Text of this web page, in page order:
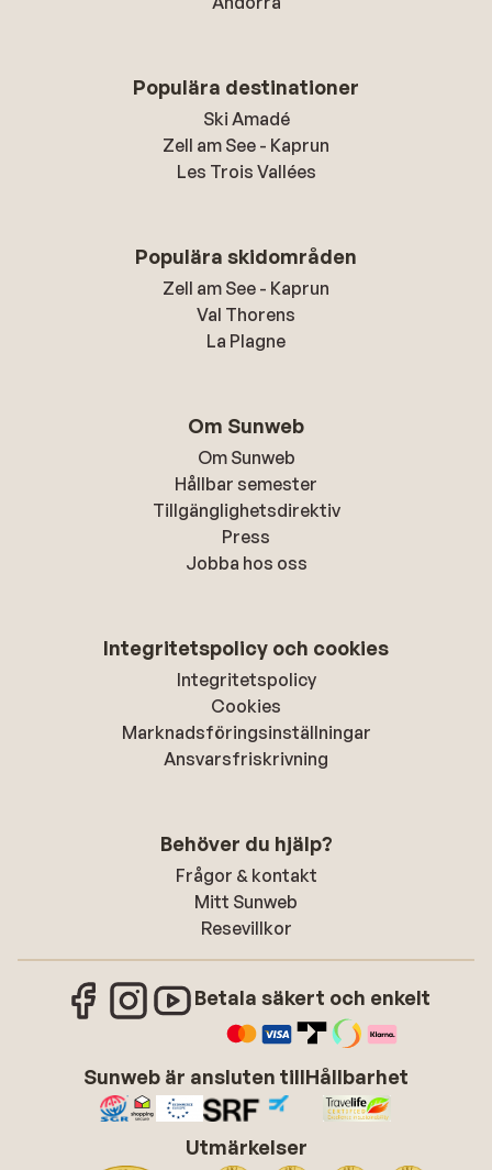
Populära destinationer
Ski Amadé
Zell am See - Kaprun
Les Trois Vallées
Populära skidområden
Zell am See - Kaprun
Val Thorens
La Plagne
Om Sunweb
Om Sunweb
Hållbar semester
Tillgänglighetsdirektiv
Press
Jobba hos oss
Integritetspolicy och cookies
Integritetspolicy
Cookies
Marknadsföringsinställningar
Ansvarsfriskrivning
Behöver du hjälp?
Frågor & kontakt
Mitt Sunweb
Resevillkor
Betala säkert och enkelt
Sunweb är ansluten tillHållbarhet
Utmärkelser